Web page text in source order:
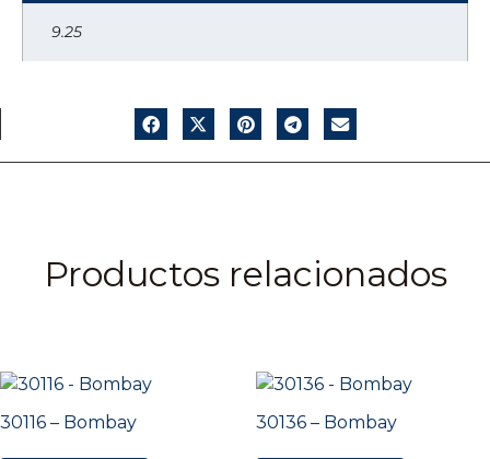
9.25
Productos relacionados
30116 – Bombay 30136 – Bombay